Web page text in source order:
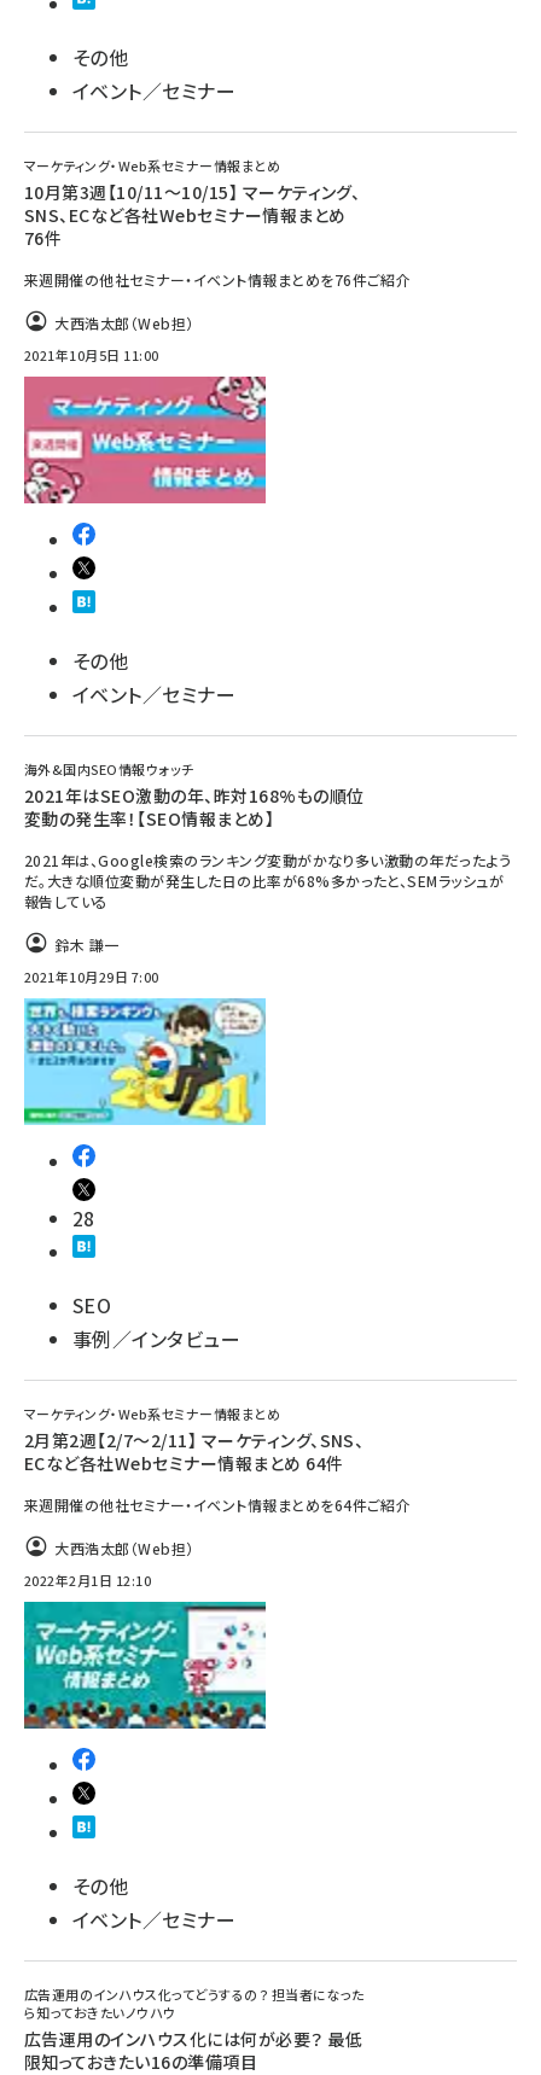
その他
イベント／セミナー
マーケティング・Web系セミナー情報まとめ
10月第3週【10/11～10/15】 マーケティング、
SNS、ECなど各社Webセミナー情報まとめ
76件
来週開催の他社セミナー・イベント情報まとめを76件ご紹介
大西浩太郎（Web担）
2021年10月5日 11:00
その他
イベント／セミナー
海外&国内SEO情報ウォッチ
2021年はSEO激動の年、昨対168%もの順位
変動の発生率！【SEO情報まとめ】
2021年は、Google検索のランキング変動がかなり多い激動の年だったよう
だ。大きな順位変動が発生した日の比率が68%多かったと、SEMラッシュが
報告している
鈴木 謙一
2021年10月29日 7:00
28
SEO
事例／インタビュー
マーケティング・Web系セミナー情報まとめ
2月第2週【2/7～2/11】 マーケティング、SNS、
ECなど各社Webセミナー情報まとめ 64件
来週開催の他社セミナー・イベント情報まとめを64件ご紹介
大西浩太郎（Web担）
2022年2月1日 12:10
その他
イベント／セミナー
広告運用のインハウス化ってどうするの？ 担当者になった
ら知っておきたいノウハウ
広告運用のインハウス化には何が必要？ 最低
限知っておきたい16の準備項目